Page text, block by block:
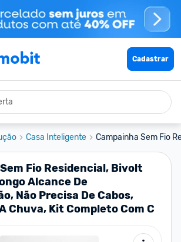
Cadastrar
Casa Inteligente Campainha Sem Fio
Fio Residencial, Bivolt
Alcance De
Não Precisa De Cabos,
Chuva, Kit Completo Com C